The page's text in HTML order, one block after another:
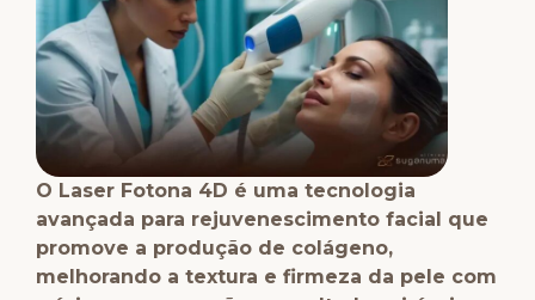
O Laser Fotona 4D é uma tecnologia
avançada para rejuvenescimento facial que
promove a produção de colágeno,
melhorando a textura e firmeza da pele com